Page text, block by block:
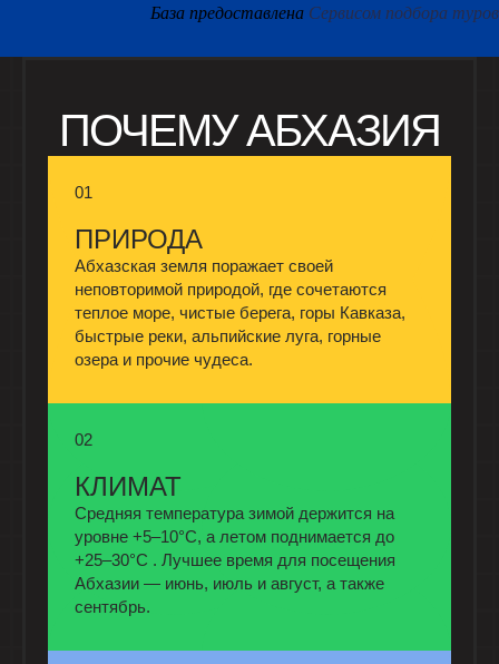
База предоставлена Сервисом подбора туров
ПОЧЕМУ АБХАЗИЯ
01
ПРИРОДА
Абхазская земля поражает своей
неповторимой природой, где сочетаются
теплое море, чистые берега, горы Кавказа,
быстрые реки, альпийские луга, горные
озера и прочие чудеса.
02
КЛИМАТ
Средняя температура зимой держится на
уровне +5–10°C, а летом поднимается до
+25–30°C . Лучшее время для посещения
Абхазии — июнь, июль и август, а также
сентябрь.